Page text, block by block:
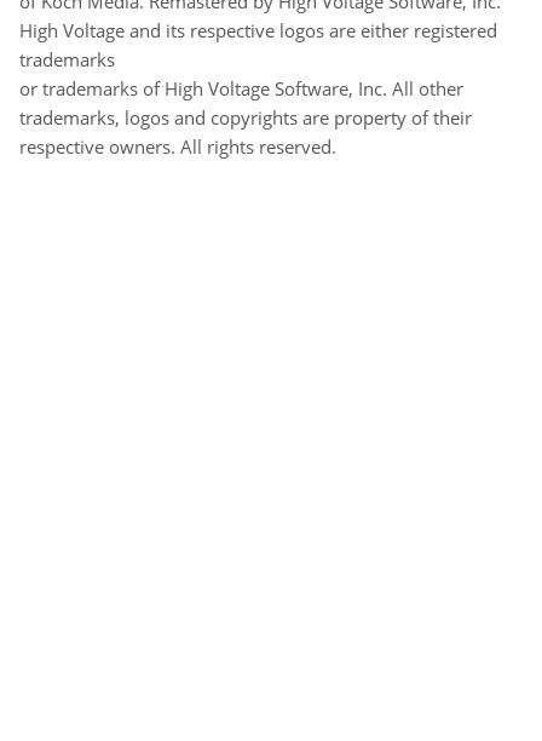
High Voltage and its respective logos are either registered
trademarks
or trademarks of High Voltage Software, Inc. All other
trademarks, logos and copyrights are property of their
respective owners. All rights reserved.